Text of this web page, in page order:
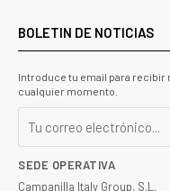
BOLETIN DE NOTICIAS
Introduce tu email para recibir
cualquier momento.
SEDE OPERATIVA
Campanilla Italy Group, S.L.